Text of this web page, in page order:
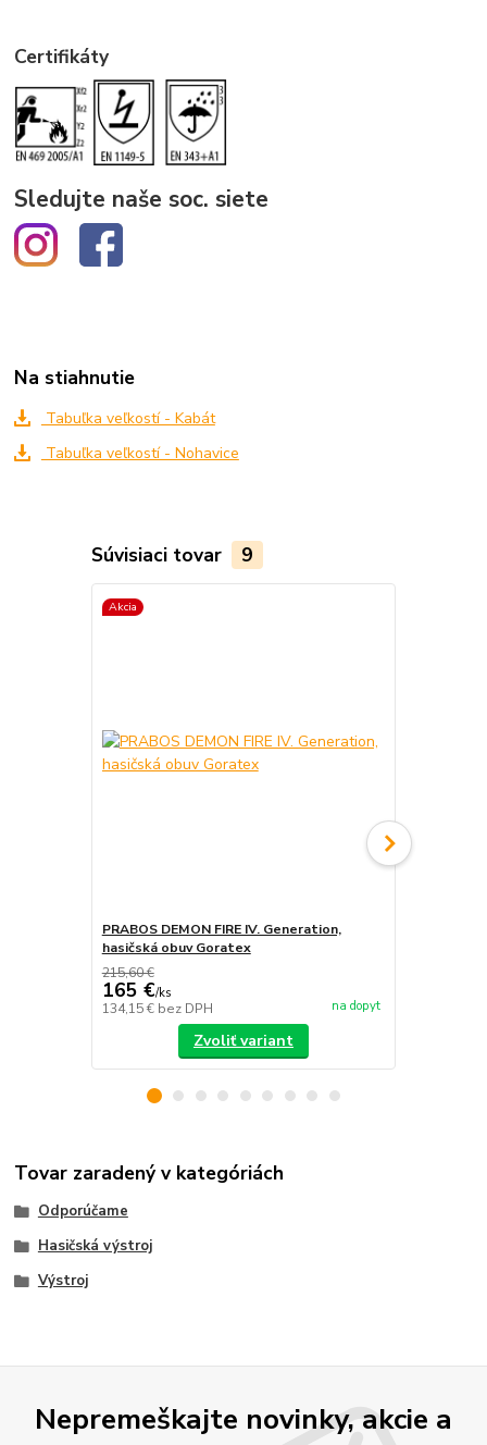
Certifikáty
Sledujte naše soc. siete
Na stiahnutie
Tabuľka veľkostí - Kabát
Tabuľka veľkostí - Nohavice
Súvisiaci tovar 9
Akcia
PRABOS DEMON FIRE IV. Generation,
hasičská obuv Goratex
215,60 €
165 €/ks
134,15 € bez DPH na dopyt
Zvoliť variant
Tovar zaradený v kategóriách
Odporúčame
Hasičská výstroj
Výstroj
Nepremeškajte novinky, akcie a